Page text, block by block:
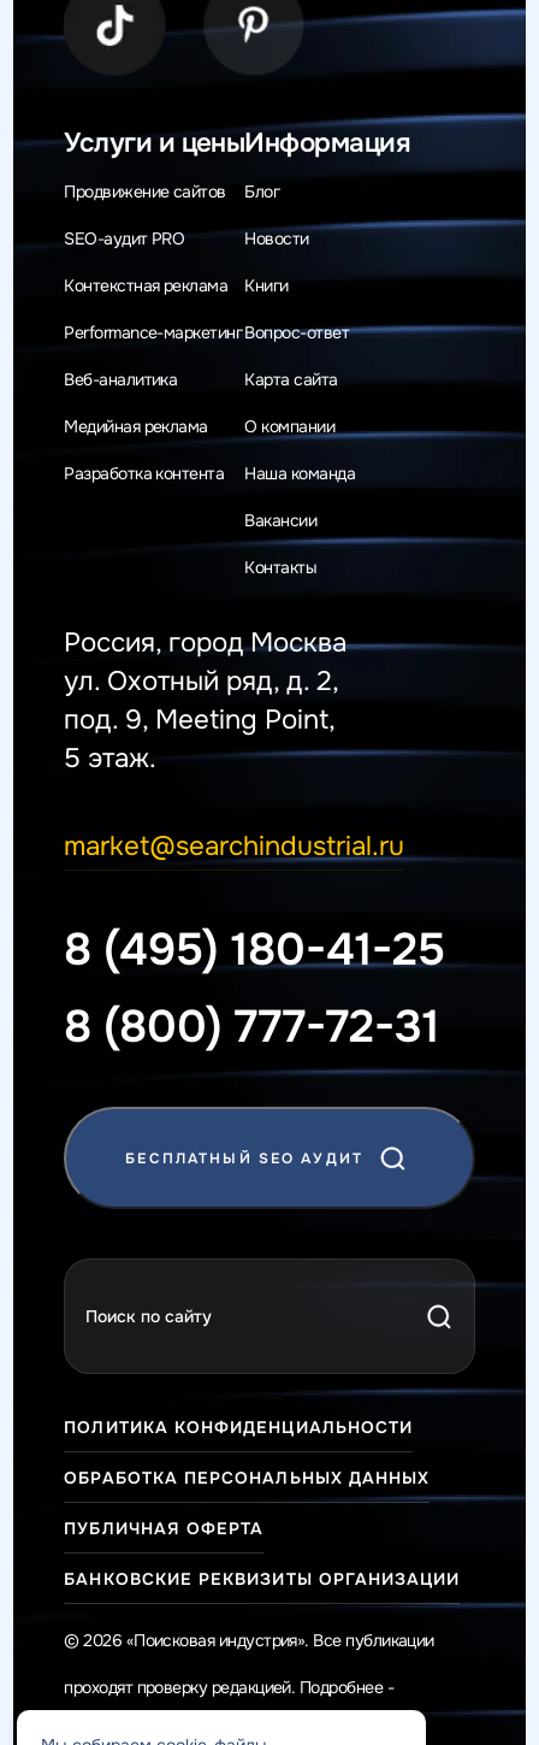
Услуги и цены
Продвижение сайтов
SEO-аудит PRO
Контекстная реклама
Performance-маркетинг
Веб-аналитика
Медийная реклама
Разработка контента
Информация
Блог
Новости
Книги
Вопрос-ответ
Карта сайта
О компании
Наша команда
Вакансии
Контакты
Россия, город Москва
ул. Охотный ряд, д. 2,
под. 9, Meeting Point,
5 этаж.
market@searchindustrial.ru
8 (495) 180-41-25
8 (800) 777-72-31
БЕСПЛАТНЫЙ SEO АУДИТ
ПОЛИТИКА КОНФИДЕНЦИАЛЬНОСТИ
ОБРАБОТКА ПЕРСОНАЛЬНЫХ ДАННЫХ
ПУБЛИЧНАЯ ОФЕРТА
БАНКОВСКИЕ РЕКВИЗИТЫ ОРГАНИЗАЦИИ
© 2026 «Поисковая индустрия». Все публикации
проходят проверку редакцией. Подробнее -
Редакционная политика